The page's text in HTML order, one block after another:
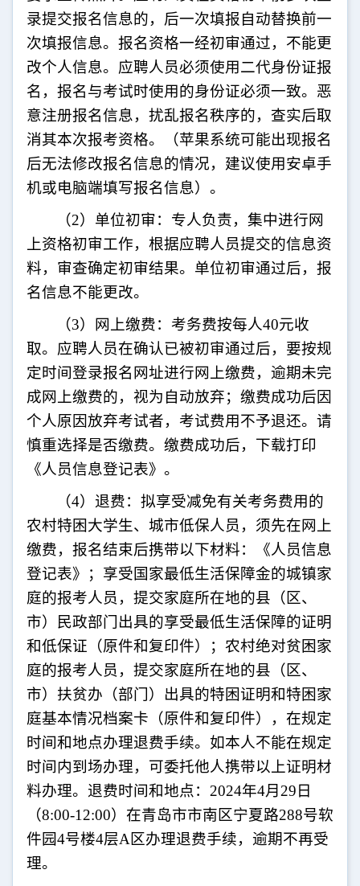
录提交报名信息的，后一次填报自动替换前一
次填报信息。报名资格一经初审通过，不能更
改个人信息。应聘人员必须使用二代身份证报
名，报名与考试时使用的身份证必须一致。恶
意注册报名信息，扰乱报名秩序的，查实后取
消其本次报考资格。（苹果系统可能出现报名
后无法修改报名信息的情况，建议使用安卓手
机或电脑端填写报名信息）。
（2）单位初审：专人负责，集中进行网
上资格初审工作，根据应聘人员提交的信息资
料，审查确定初审结果。单位初审通过后，报
名信息不能更改。
（3）网上缴费：考务费按每人40元收
取。应聘人员在确认已被初审通过后，要按规
定时间登录报名网址进行网上缴费，逾期未完
成网上缴费的，视为自动放弃；缴费成功后因
个人原因放弃考试者，考试费用不予退还。请
慎重选择是否缴费。缴费成功后，下载打印
《人员信息登记表》。
（4）退费：拟享受减免有关考务费用的
农村特困大学生、城市低保人员，须先在网上
缴费，报名结束后携带以下材料：《人员信息
登记表》；享受国家最低生活保障金的城镇家
庭的报考人员，提交家庭所在地的县（区、
市）民政部门出具的享受最低生活保障的证明
和低保证（原件和复印件）；农村绝对贫困家
庭的报考人员，提交家庭所在地的县（区、
市）扶贫办（部门）出具的特困证明和特困家
庭基本情况档案卡（原件和复印件），在规定
时间和地点办理退费手续。如本人不能在规定
时间内到场办理，可委托他人携带以上证明材
料办理。退费时间和地点： 2024年4月 29 日
（8:00-12:00）在青岛市市南区宁夏路288号软
件园4号楼4层A 区办理退费手续，逾期不再受
理。